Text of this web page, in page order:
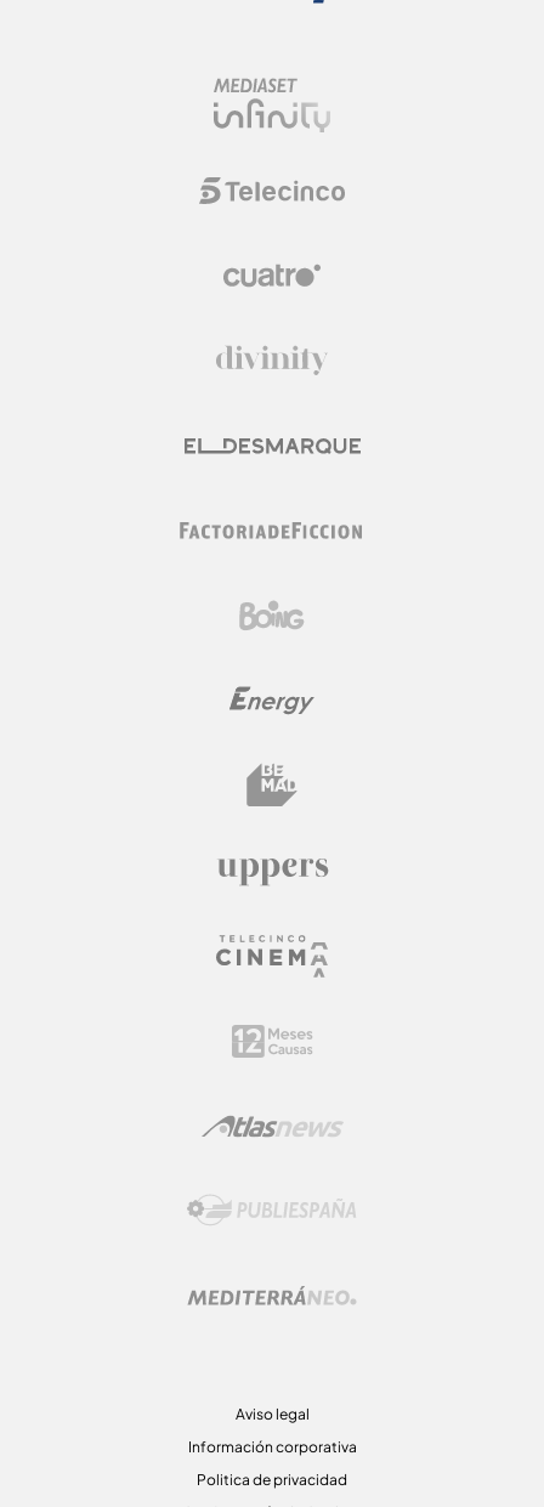
Aviso legal
Información corporativa
Politica de privacidad